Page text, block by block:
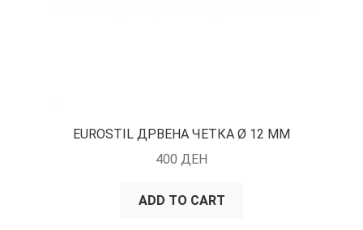
EUROSTIL ДРВЕНА ЧЕТКА Ø 12 ММ
400 ДЕН
ADD TO CART